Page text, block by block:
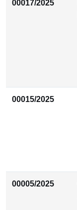
00017/2025
00015/2025
00005/2025